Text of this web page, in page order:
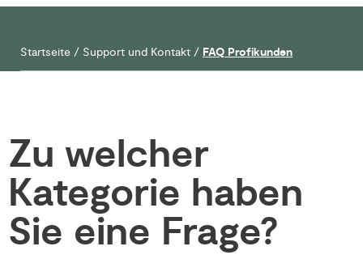
Startseite / Support und Kontakt / FAQ Profikunden
Zu welcher
Kategorie haben
Sie eine Frage?​